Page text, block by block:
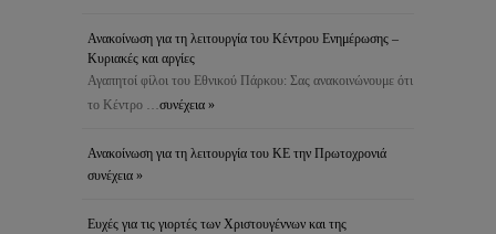
Ανακοίνωση για τη λειτουργία του Κέντρου Ενημέρωσης –
Κυριακές και αργίες
Αγαπητοί φίλοι του Εθνικού Πάρκου: Σας ανακοινώνουμε ότι
το Κέντρο … συνέχεια »
Ανακοίνωση για τη λειτουργία του ΚΕ την Πρωτοχρονιά
συνέχεια »
Ευχές για τις γιορτές των Χριστουγέννων και της